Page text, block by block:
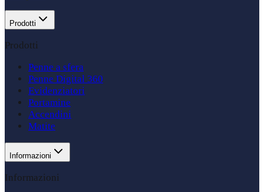
Prodotti
Prodotti
Penne a sfera
Penne Digital 360
Evidenziatori
Portamine
Accendini
Matite
Informazioni
Informazioni